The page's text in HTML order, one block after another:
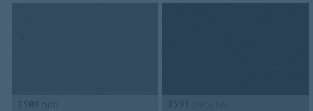
3589 nori 3591 black tea